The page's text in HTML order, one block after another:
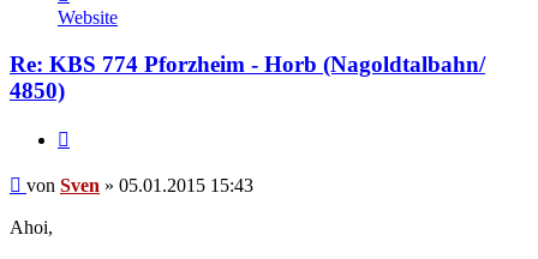
von
Sven
Website
Re: KBS 774 Pforzheim - Horb (Nagoldtalbahn/
4850)
Beitrag
von Sven » 05.01.2015 15:43
Ahoi,